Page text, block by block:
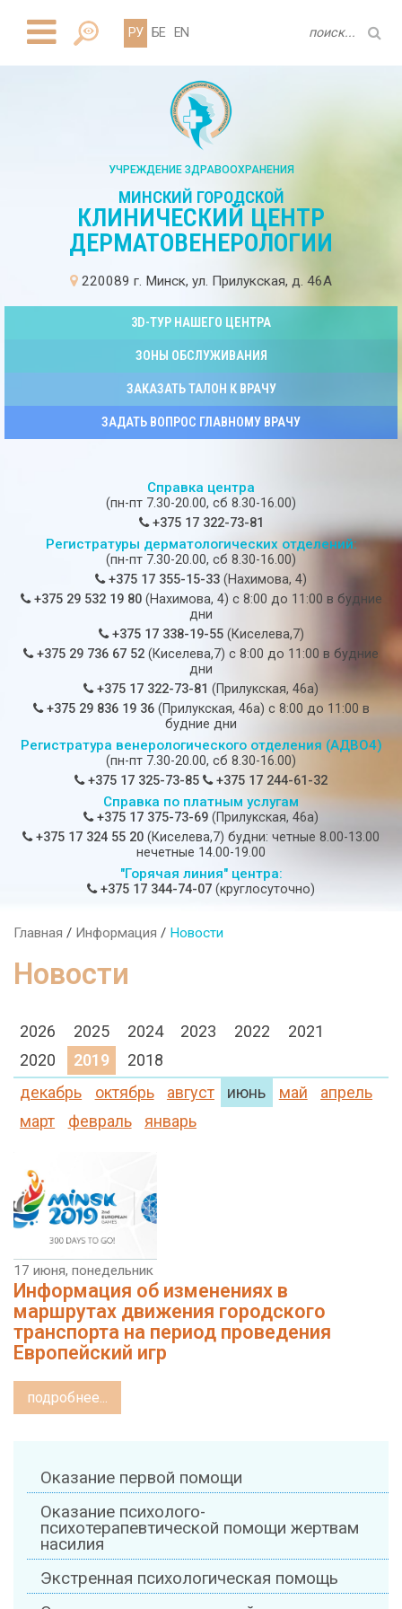
РУ БЕ EN
УЧРЕЖДЕНИЕ ЗДРАВООХРАНЕНИЯ
МИНСКИЙ ГОРОДСКОЙ
КЛИНИЧЕСКИЙ ЦЕНТР
ДЕРМАТОВЕНЕРОЛОГИИ
220089 г. Минск, ул. Прилукская, д. 46А
3D-ТУР НАШЕГО ЦЕНТРА
ЗОНЫ ОБСЛУЖИВАНИЯ
ЗАКАЗАТЬ ТАЛОН К ВРАЧУ
ЗАДАТЬ ВОПРОС ГЛАВНОМУ ВРАЧУ
Справка центра
(пн-пт 7.30-20.00, сб 8.30-16.00)
+375 17 322-73-81
Регистратуры дерматологических отделений:
(пн-пт 7.30-20.00, сб 8.30-16.00)
+375 17 355-15-33 (Нахимова, 4)
+375 29 532 19 80(Нахимова, 4) c 8:00 до 11:00 в будние
дни
+375 17 338-19-55(Киселева,7)
+375 29 736 67 52 (Киселева,7) c 8:00 до 11:00 в будние
дни
+375 17 322-73-81 (Прилукская, 46а)
+375 29 836 19 36(Прилукская, 46а) c 8:00 до 11:00 в
будние дни
Регистратура венерологического отделения (АДВО4)
(пн-пт 7.30-20.00, сб 8.30-16.00)
+375 17 325-73-85
+375 17 244-61-32
Справка по платным услугам
+375 17 375-73-69 (Прилукская, 46а)
+375 17 324 55 20 (Киселева,7) будни: четные 8.00-13.00
нечетные 14.00-19.00
"Горячая линия" центра:
+375 17 344-74-07 (круглосуточно)
Главная / Информация / Новости
Новости
2026 2025 2024 2023 2022
2021
2020
2019
2018
декабрь
октябрь август июнь май
апрель
март
февраль январь
17 июня, понедельник
Информация об изменениях в
маршрутах движения городского
транспорта на период проведения
Европейский игр
подробнее...
Оказание первой помощи
Оказание психолого-
психотерапевтической помощи жертвам
насилия
Экстренная психологическая помощь